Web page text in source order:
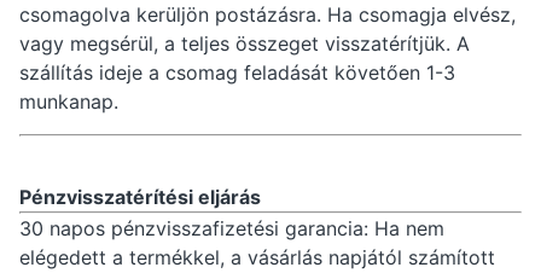
csomagolva kerüljön postázásra. Ha csomagja elvész,
vagy megsérül, a teljes összeget visszatérítjük. A
szállítás ideje a csomag feladását követően 1-3
munkanap.
Pénzvisszatérítési eljárás
30 napos pénzvisszafizetési garancia: Ha nem
elégedett a termékkel, a vásárlás napjától számított